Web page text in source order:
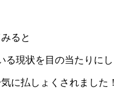
ると
る現状を目の当たりにし
に払しょくされました！